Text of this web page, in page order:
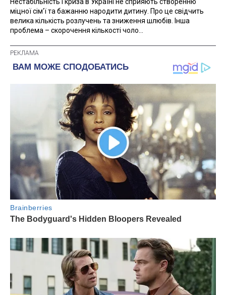
Нестабільність і криза в Україні не сприяють створенню
міцної сім'ї та бажанню народити дитину. Про це свідчить
велика кількість розлучень та зниження шлюбів. Інша
проблема – скорочення кількості чоло...